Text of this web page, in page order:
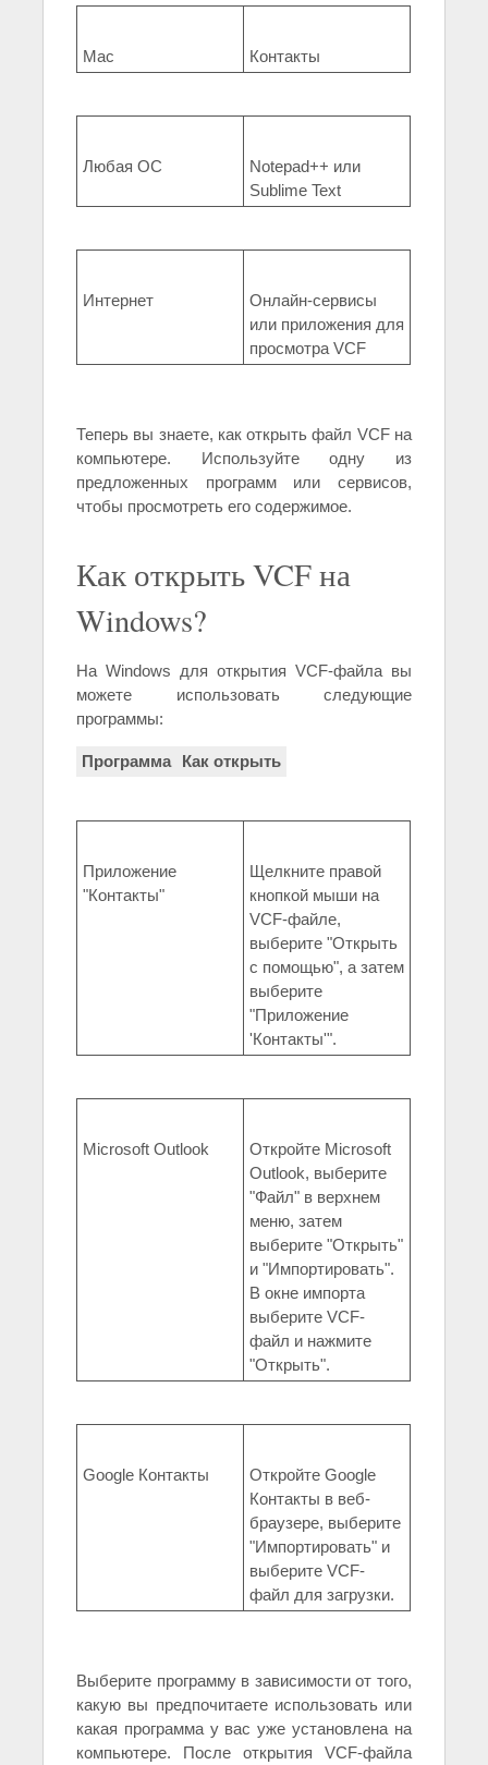
Mac Контакты
Любая ОС
Notepad++ или
Sublime Text
Интернет
Онлайн-сервисы
или приложения для
просмотра VCF
Теперь вы знаете, как открыть файл VCF на
компьютере. Используйте одну из
предложенных программ или сервисов,
чтобы просмотреть его содержимое.
Как открыть VCF на
Windows?
На Windows для открытия VCF-файла вы
можете использовать следующие
программы:
Программа Как открыть
Приложение
"Контакты"
Щелкните правой
кнопкой мыши на
VCF-файле,
выберите "Открыть
с помощью", а затем
выберите
"Приложение
'Контакты'".
Microsoft Outlook
Откройте Microsoft
Outlook, выберите
"Файл" в верхнем
меню, затем
выберите "Открыть"
и "Импортировать".
В окне импорта
выберите VCF-
файл и нажмите
"Открыть".
Google Контакты
Откройте Google
Контакты в веб-
браузере, выберите
"Импортировать" и
выберите VCF-
файл для загрузки.
Выберите программу в зависимости от того,
какую вы предпочитаете использовать или
какая программа у вас уже установлена на
компьютере. После открытия VCF-файла